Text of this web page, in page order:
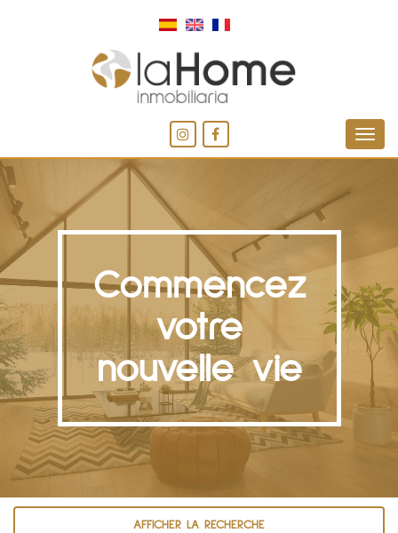
Commencez
votre
nouvelle vie
AFFICHER LA RECHERCHE